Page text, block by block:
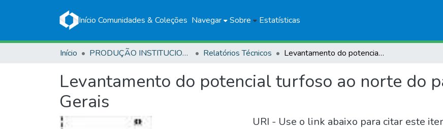
Início Comunidades & Coleções Navegar Sobre Estatísticas
Início PRODUÇÃO INSTITUCIONAL Relatórios Técnicos Levantamento do potencial turfoso ao norte do paralelo 18 em Minas Gerais
Levantamento do potencial turfoso ao norte do
Gerais
URI - Use o link abaixo para citar este